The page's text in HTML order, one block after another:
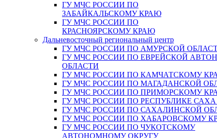
ГУ МЧС РОССИИ ПО
ЗАБАЙКАЛЬСКОМУ КРАЮ
ГУ МЧС РОССИИ ПО
КРАСНОЯРСКОМУ КРАЮ
Дальневосточный региональный центр
ГУ МЧС РОССИИ ПО АМУРСКОЙ
ГУ МЧС РОССИИ ПО ЕВРЕЙСКОЙ
ОБЛАСТИ
ГУ МЧС РОССИИ ПО КАМЧАТСКОМУ
ГУ МЧС РОССИИ ПО МАГАДАНСКОЙ
ГУ МЧС РОССИИ ПО ПРИМОРСКОМУ
ГУ МЧС РОССИИ ПО РЕСПУБЛИКЕ
ГУ МЧС РОССИИ ПО САХАЛИНСКОЙ
ГУ МЧС РОССИИ ПО ХАБАРОВСКОМУ
ГУ МЧС РОССИИ ПО ЧУКОТСКОМУ
АВТОНОМНОМУ ОКРУГУ